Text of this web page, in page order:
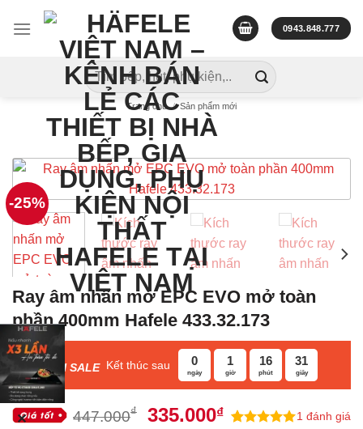
0943.848.777
Tìm
kiếm:
Trang chủ / Sản phẩm mới
-25%
Ray âm nhấn mở EPC EVO mở toàn
phần 400mm Hafele 433.32.173
F ASH SALE Kết thúc sau 0
ngày
1
giờ
16
phút
31
giây
1 đánh giá
447.000₫
Giá
335.000₫Giá
✕